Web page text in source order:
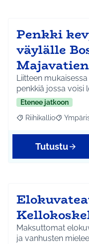
Penkki
väylälle
Liitteen
Etenee jatkoon
Rajaa tulokset
Riihikallio Rajaa
Tutustu
Maksuttomat
ja vanhusten